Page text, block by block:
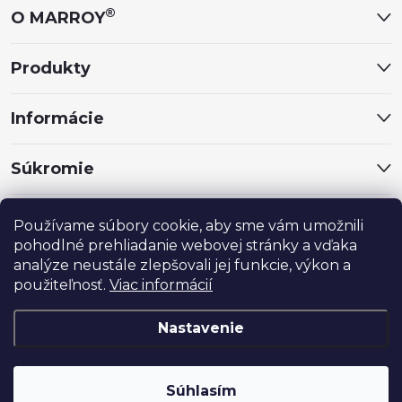
Používame súbory cookie, aby sme vám umožnili
pohodlné prehliadanie webovej stránky a vďaka
analýze neustále zlepšovali jej funkcie, výkon a
použiteľnosť. Viac informácií
Nastavenie
Súhlasím
e
O MARROY®
Produkty
Informácie
Súkromie
Sociálne siete
Copyright 2024MARROY®. Všetky práva vyhradené.